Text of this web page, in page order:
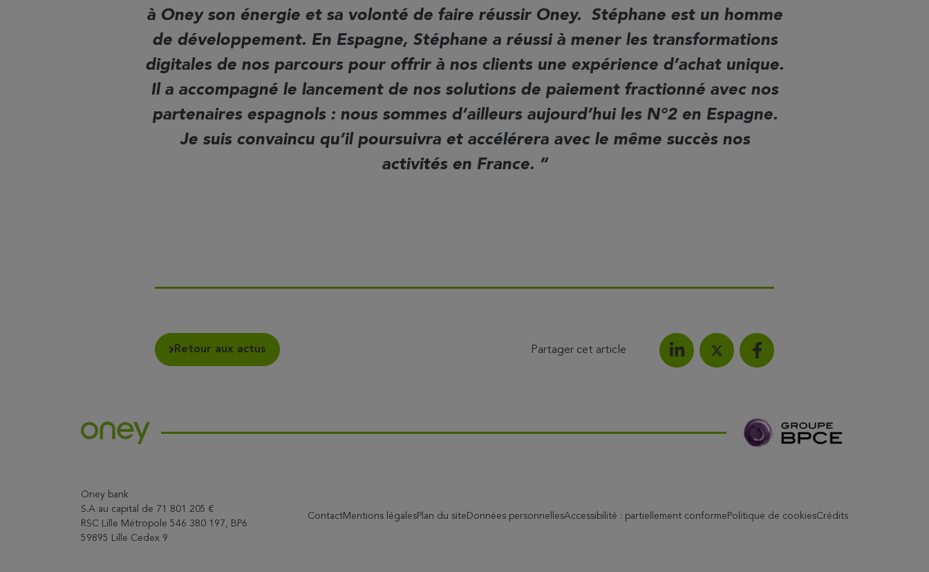
à Oney son énergie et sa volonté de faire réussir Oney. Stéphane est un homme
de développement. En Espagne, Stéphane a réussi à mener les transformations
digitales de nos parcours pour offrir à nos clients une expérience d’achat unique.
Il a accompagné le lancement de nos solutions de paiement fractionné avec nos
partenaires espagnols : nous sommes d’ailleurs aujourd’hui les N°2 en Espagne.
Je suis convaincu qu’il poursuivra et accélérera avec le même succès nos
activités en France.
Retour aux actus Partager cet article
Partagez l'article sur LinkedIn
Partagez l'article sur
Oney bank
S.A au capital de 71 801 205 €
RSC Lille Métropole 546 380 197, BP6
59895 Lille Cedex 9
ContactMentions légalesPlan du site Données personnellesAccessibilité : partiellement conforme Politique de cookiesCrédits